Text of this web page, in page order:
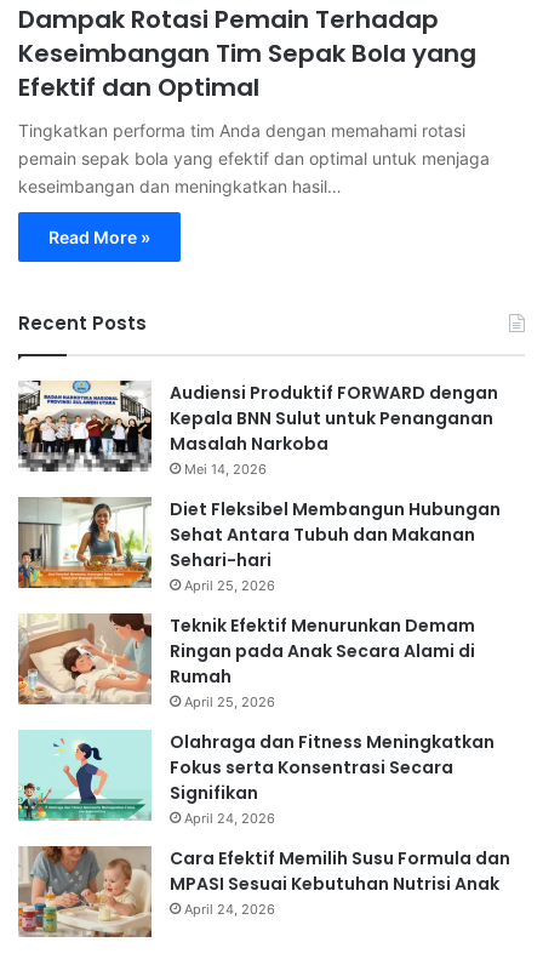
Dampak Rotasi Pemain Terhadap
Keseimbangan Tim Sepak Bola yang
Efektif dan Optimal
Tingkatkan performa tim Anda dengan memahami rotasi
pemain sepak bola yang efektif dan optimal untuk menjaga
keseimbangan dan meningkatkan hasil…
Read More »
Recent Posts
Audiensi Produktif FORWARD dengan
Kepala BNN Sulut untuk Penanganan
Masalah Narkoba
Mei 14, 2026
Diet Fleksibel Membangun Hubungan
Sehat Antara Tubuh dan Makanan
Sehari-hari
April 25, 2026
Teknik Efektif Menurunkan Demam
Ringan pada Anak Secara Alami di
Rumah
April 25, 2026
Olahraga dan Fitness Meningkatkan
Fokus serta Konsentrasi Secara
Signifikan
April 24, 2026
Cara Efektif Memilih Susu Formula dan
MPASI Sesuai Kebutuhan Nutrisi Anak
April 24, 2026